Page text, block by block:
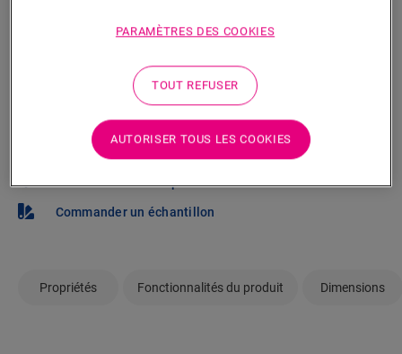
Pas sûr que ce sol corresponde à votre
style et à vos besoins ?
Afficher dans votre pièce
Commander un échantillon
Propriétés Fonctionnalités du produit Dimensions
PARAMÈTRES DES COOKIES
TOUT REFUSER
AUTORISER TOUS LES COOKIES